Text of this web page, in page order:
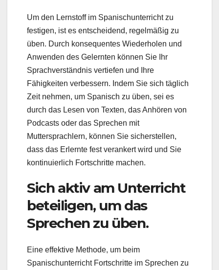
Um den Lernstoff im Spanischunterricht zu
festigen, ist es entscheidend, regelmäßig zu
üben. Durch konsequentes Wiederholen und
Anwenden des Gelernten können Sie Ihr
Sprachverständnis vertiefen und Ihre
Fähigkeiten verbessern. Indem Sie sich täglich
Zeit nehmen, um Spanisch zu üben, sei es
durch das Lesen von Texten, das Anhören von
Podcasts oder das Sprechen mit
Muttersprachlern, können Sie sicherstellen,
dass das Erlernte fest verankert wird und Sie
kontinuierlich Fortschritte machen.
Sich aktiv am Unterricht
beteiligen, um das
Sprechen zu üben.
Eine effektive Methode, um beim
Spanischunterricht Fortschritte im Sprechen zu